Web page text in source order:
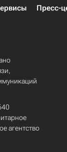
Пресс-
агентство